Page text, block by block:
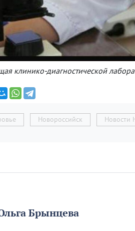
клинико-диагностической
Новороссийск Новости
Брынцева